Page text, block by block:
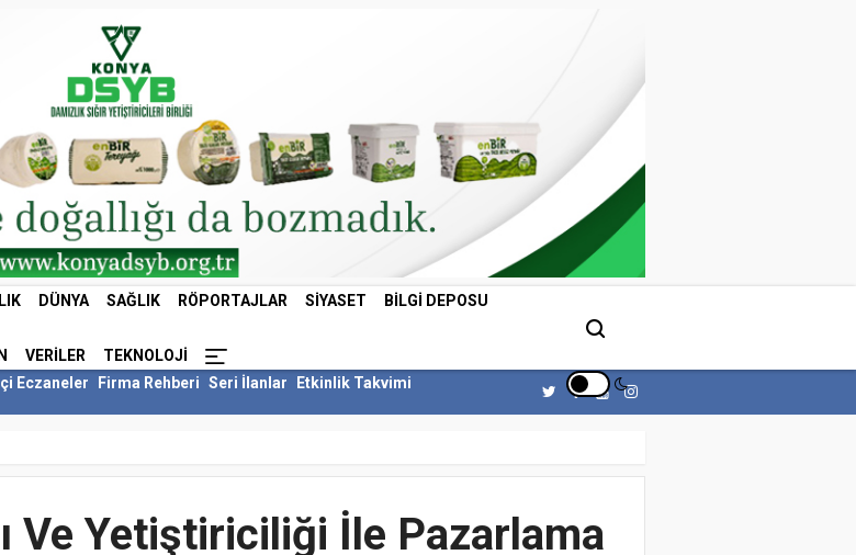
DÜNYA SAĞLIK RÖPORTAJLAR SIYASET BILGI DEPOSU
VERILER
TEKNOLOJI
Eczaneler Firma Rehberi Seri İlanlar
Etkinlik Takvimi
Ve Yetiştiriciliği İle Pazarlama